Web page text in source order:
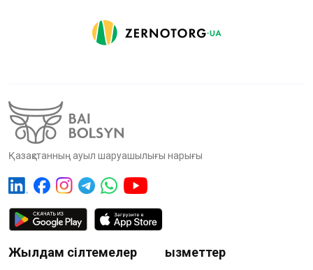
Қазақстанның ауыл шаруашылығы нарығы
Жылдам сілтемелер Қызметтер